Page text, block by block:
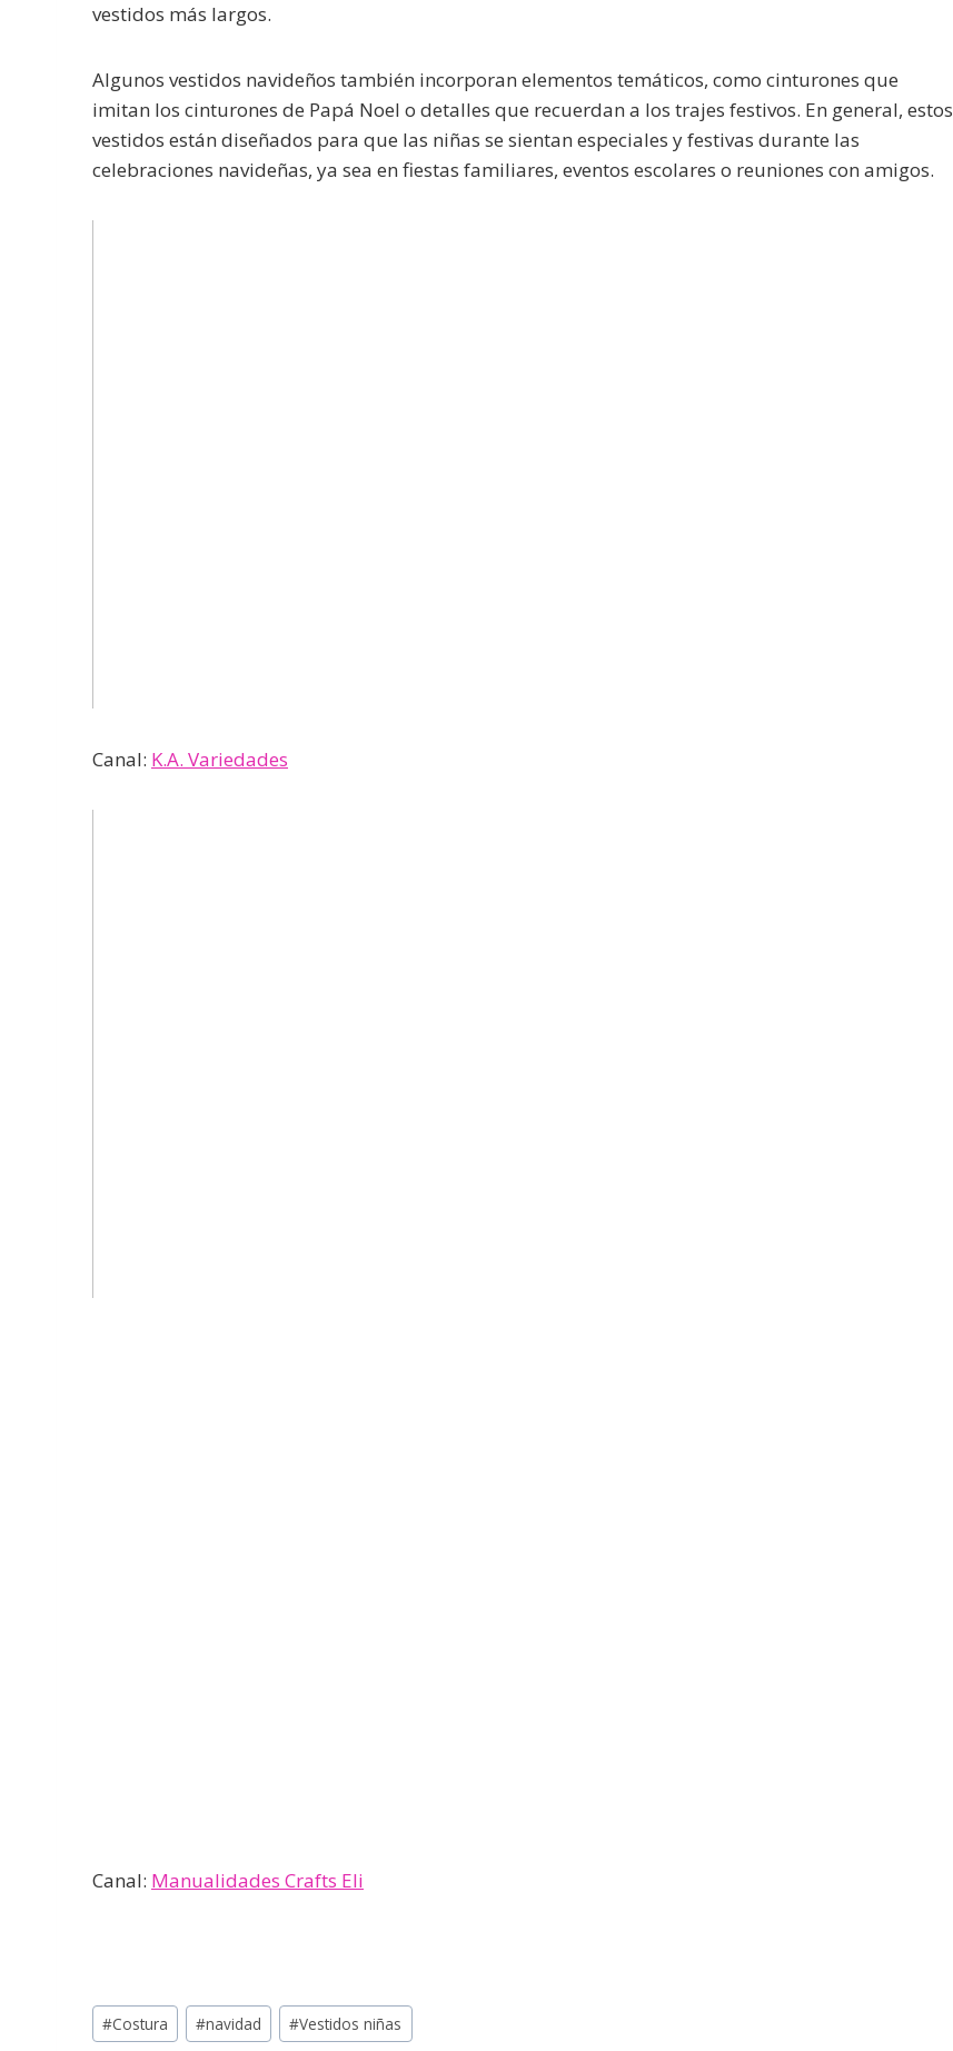
vestidos más largos.
Algunos vestidos navideños también incorporan elementos temáticos, como cinturones que
imitan los cinturones de Papá Noel o detalles que recuerdan a los trajes festivos. En general, estos
vestidos están diseñados para que las niñas se sientan especiales y festivas durante las
celebraciones navideñas, ya sea en fiestas familiares, eventos escolares o reuniones con amigos.
Canal: K.A. Variedades
Canal: Manualidades Crafts Eli
#Costura #navidad #Vestidos niñas